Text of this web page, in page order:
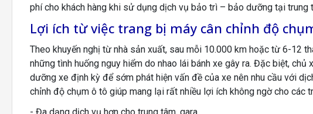
phí cho khách hàng khi sử dụng dịch vụ bảo trì – bảo dưỡng tại trung
Lợi ích từ việc trang bị máy cân chỉnh độ
Theo khuyến nghị từ nhà sản xuất, sau mỗi 10.000 km hoặc từ 6-12
những tình huống nguy hiểm do nhao lái bánh xe gây ra. Đặc biệt,
dưỡng xe định kỳ để sớm phát hiện vấn đề của xe nên nhu cầu với
chỉnh độ chụm ô tô giúp mang lại rất nhiều lợi ích không ngờ cho các